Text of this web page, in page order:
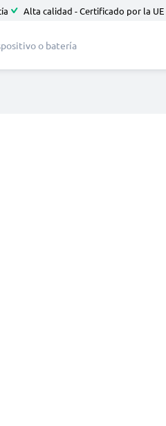
Alta calidad - Certificado por la UE